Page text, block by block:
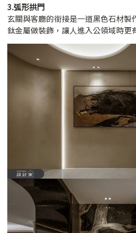
3.弧形拱門
玄關與客廳的銜接是一道黑色石材製
鈦金屬做裝飾，讓人進入公領域時更